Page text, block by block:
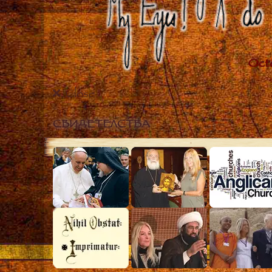
Close
СВИДЕТЕЛСТВА